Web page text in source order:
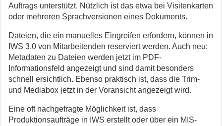
Auftrags unterstützt. Nützlich ist das etwa bei Visitenkarten
oder mehreren Sprachversionen eines Dokuments.
Dateien, die ein manuelles Eingreifen erfordern, können in
IWS 3.0 von Mitarbeitenden reserviert werden. Auch neu:
Metadaten zu Dateien werden jetzt im PDF-
Informationsfeld angezeigt und sind damit besonders
schnell ersichtlich. Ebenso praktisch ist, dass die Trim-
und Mediabox jetzt in der Voransicht angezeigt wird.
Eine oft nachgefragte Möglichkeit ist, dass
Produktionsaufträge in IWS erstellt oder über ein MIS-